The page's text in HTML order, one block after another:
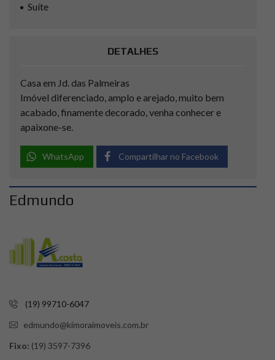
Suíte
DETALHES
Casa em Jd. das Palmeiras
Imóvel diferenciado, amplo e arejado, muito bem
acabado, finamente decorado, venha conhecer e
apaixone-se.
WhatsApp Compartilhar no Facebook
Edmundo
(19) 99710-6047
edmundo@kimoraimoveis.com.br
Fixo: (19) 3597-7396